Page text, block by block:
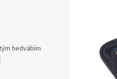
hedvábím
hvězdiček.